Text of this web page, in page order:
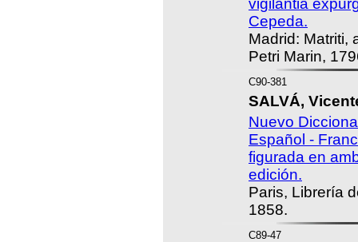
vigilantiâ
Cepeda.
Madrid: Matriti,
Petri Marin,
C90-381
SALVÁ,
Nuevo
Español -
figurada en
edición.
Paris, Librería
1858.
C89-47